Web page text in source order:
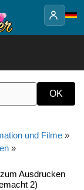
und Filme »
»
Ausdrucken
2)